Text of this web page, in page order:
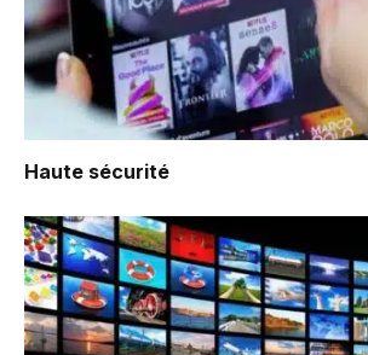
Haute sécurité